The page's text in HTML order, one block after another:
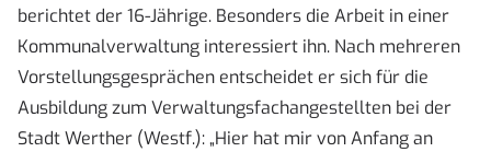
berichtet der 16-Jährige. Besonders die Arbeit in einer
Kommunalverwaltung interessiert ihn. Nach mehreren
Vorstellungsgesprächen entscheidet er sich für die
Ausbildung zum Verwaltungsfachangestellten bei der
Stadt Werther (Westf.): „Hier hat mir von Anfang an